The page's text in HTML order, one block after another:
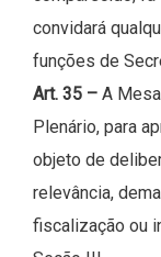
convidará
funções de
Art. 35 – A
Plenário, para
objeto de
relevância,
fiscalização ou